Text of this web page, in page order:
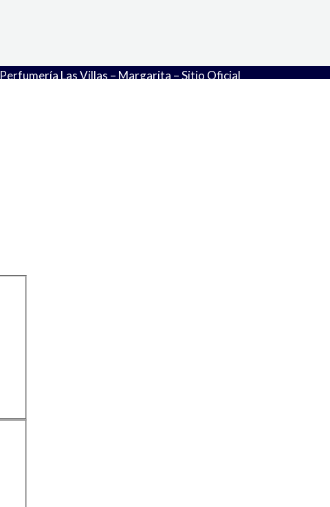
Perfumería Las Villas – Margarita – Sitio Oficial